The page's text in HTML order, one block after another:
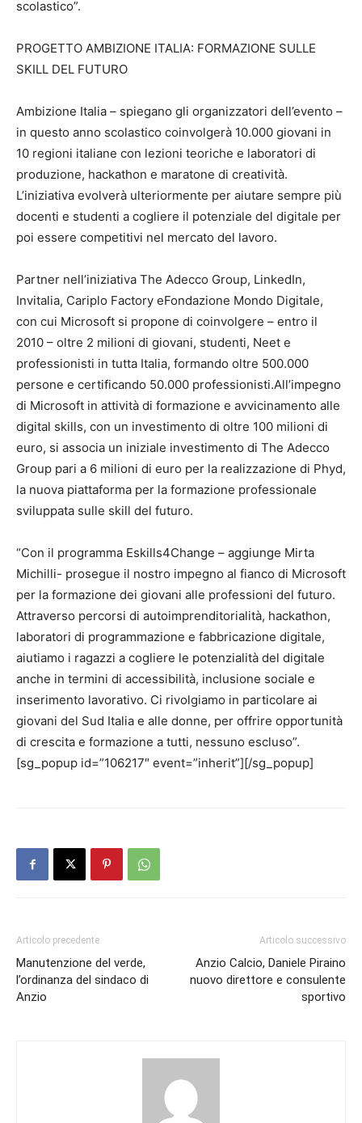
scolastico”.
PROGETTO AMBIZIONE ITALIA: FORMAZIONE SULLE
SKILL DEL FUTURO
Ambizione Italia – spiegano gli organizzatori dell’evento –
in questo anno scolastico coinvolgerà 10.000 giovani in
10 regioni italiane con lezioni teoriche e laboratori di
produzione, hackathon e maratone di creatività.
L’iniziativa evolverà ulteriormente per aiutare sempre più
docenti e studenti a cogliere il potenziale del digitale per
poi essere competitivi nel mercato del lavoro.
Partner nell’iniziativa The Adecco Group, LinkedIn,
Invitalia, Cariplo Factory eFondazione Mondo Digitale,
con cui Microsoft si propone di coinvolgere – entro il
2010 – oltre 2 milioni di giovani, studenti, Neet e
professionisti in tutta Italia, formando oltre 500.000
persone e certificando 50.000 professionisti.All’impegno
di Microsoft in attività di formazione e avvicinamento alle
digital skills, con un investimento di oltre 100 milioni di
euro, si associa un iniziale investimento di The Adecco
Group pari a 6 milioni di euro per la realizzazione di Phyd,
la nuova piattaforma per la formazione professionale
sviluppata sulle skill del futuro.
“Con il programma Eskills4Change – aggiunge Mirta
Michilli- prosegue il nostro impegno al fianco di Microsoft
per la formazione dei giovani alle professioni del futuro.
Attraverso percorsi di autoimprenditorialità, hackathon,
laboratori di programmazione e fabbricazione digitale,
aiutiamo i ragazzi a cogliere le potenzialità del digitale
anche in termini di accessibilità, inclusione sociale e
inserimento lavorativo. Ci rivolgiamo in particolare ai
giovani del Sud Italia e alle donne, per offrire opportunità
di crescita e formazione a tutti, nessuno escluso”.
[sg_popup id=”106217″ event=”inherit”][/sg_popup]
Articolo precedente
Manutenzione del verde,
l’ordinanza del sindaco di
Anzio
Articolo successivo
Anzio Calcio, Daniele Piraino
nuovo direttore e consulente
sportivo